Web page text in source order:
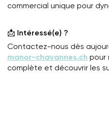
commercial unique pour
📩 Intéressé(e) ?
Contactez-nous dès
manor-chavannes.ch pour
complète et découvrir les